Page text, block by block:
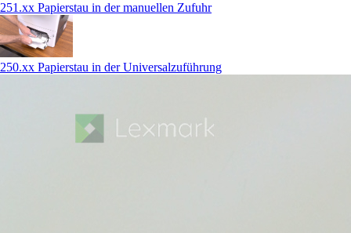
251.xx Papierstau in der manuellen Zufuhr
250.xx Papierstau in der Universalzuführung